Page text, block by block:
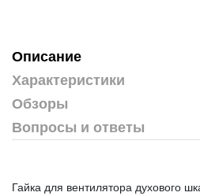
Описание
Характеристики
Обзоры
Вопросы и ответы
Гайка для вентилятора духового